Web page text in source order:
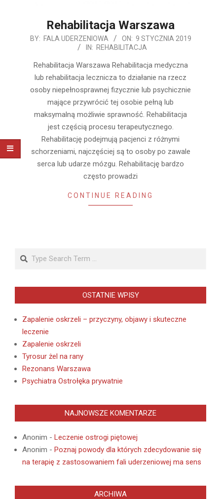
Rehabilitacja Warszawa
2019-
09
BY: FALA UDERZENIOWA ON: 9 STYCZNIA 2019
IN: REHABILITACJA
Rehabilitacja Warszawa Rehabilitacja medyczna
lub rehabilitacja lecznicza to działanie na rzecz
osoby niepełnosprawnej fizycznie lub psychicznie
mające przywrócić tej osobie pełną lub
maksymalną możliwie sprawność. Rehabilitacja
jest częścią procesu terapeutycznego.
Rehabilitację podejmują pacjenci z różnymi
schorzeniami, najczęściej są to osoby po zawale
serca lub udarze mózgu. Rehabilitację bardzo
często prowadzi
CONTINUE READING
OSTATNIE WPISY
Zapalenie oskrzeli – przyczyny, objawy i skuteczne
leczenie
Zapalenie oskrzeli
Tyrosur żel na rany
Rezonans Warszawa
Psychiatra Ostrołęka prywatnie
NAJNOWSZE KOMENTARZE
Anonim - Leczenie ostrogi piętowej
Anonim - Poznaj powody dla których zdecydowanie się
na terapię z zastosowaniem fali uderzeniowej ma sens
ARCHIWA